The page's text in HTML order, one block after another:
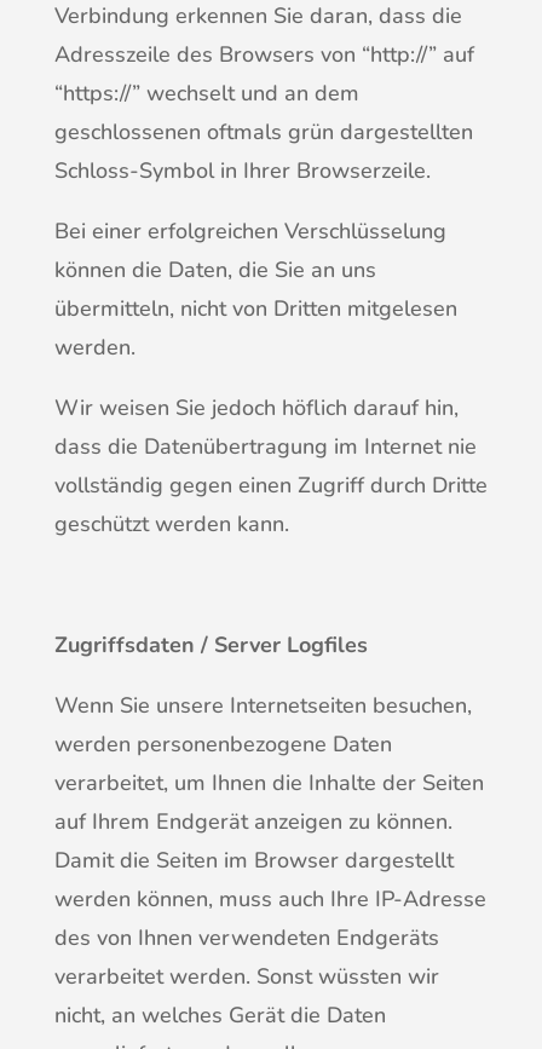
Verbindung erkennen Sie daran, dass die
Adresszeile des Browsers von “http://” auf
“https://” wechselt und an dem
geschlossenen oftmals grün dargestellten
Schloss-Symbol in Ihrer Browserzeile.
Bei einer erfolgreichen Verschlüsselung
können die Daten, die Sie an uns
übermitteln, nicht von Dritten mitgelesen
werden.
Wir weisen Sie jedoch höflich darauf hin,
dass die Datenübertragung im Internet nie
vollständig gegen einen Zugriff durch Dritte
geschützt werden kann.
Zugriffsdaten / Server Logfiles
Wenn Sie unsere Internetseiten besuchen,
werden personenbezogene Daten
verarbeitet, um Ihnen die Inhalte der Seiten
auf Ihrem Endgerät anzeigen zu können.
Damit die Seiten im Browser dargestellt
werden können, muss auch Ihre IP-Adresse
des von Ihnen verwendeten Endgeräts
verarbeitet werden. Sonst wüssten wir
nicht, an welches Gerät die Daten